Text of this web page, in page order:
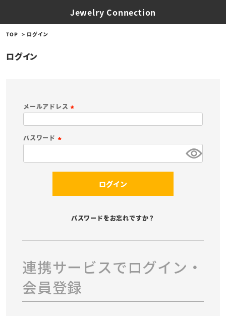
Jewelry Connection
TOP ログイン
ログイン
メールアドレス
須
パスワード
ログイン
パスワードをお忘れですか？
連携サービスでログイン・
会員登録